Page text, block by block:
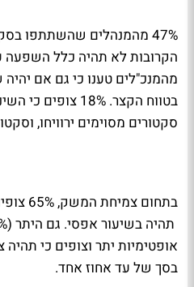
47% מהמנהלים שהשתתפו
מהמנכ"לים טענו כי גם אם יהיה
סקטורים מסוימים ירוויחו,
בתחום
אופטימיות יתר וצופים כי
בסך של עד אחוז אחד.